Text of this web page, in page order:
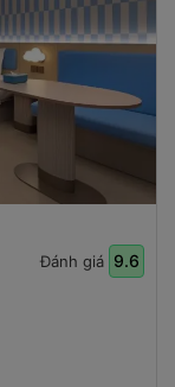
Đánh giá 9.6